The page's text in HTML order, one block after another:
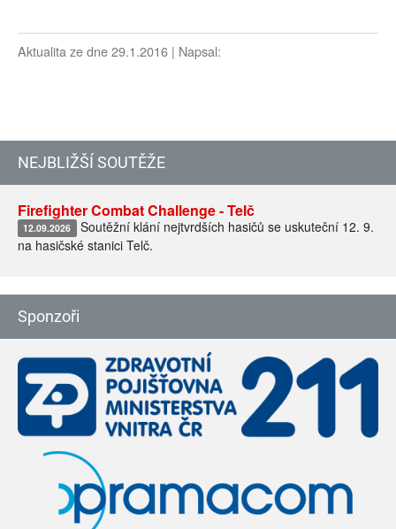
Aktualita ze dne 29.1.2016 | Napsal:
NEJBLIŽŠÍ SOUTĚŽE
Firefighter Combat Challenge - Telč
12.09.2026 Soutěžní klání nejtvrdších hasičů se uskuteční 12. 9.
na hasičské stanici Telč.
Sponzoři